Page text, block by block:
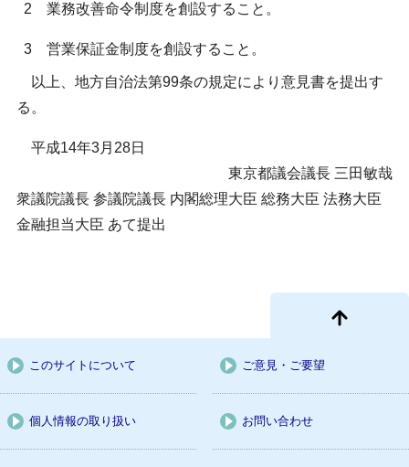
2 業務改善命令制度を創設すること。
3 営業保証金制度を創設すること。
以上、地方自治法第99条の規定により意見書を提出す
る。
平成14年3月28日
東京都議会議長 三田敏哉
衆議院議長 参議院議長 内閣総理大臣 総務大臣 法務大臣
金融担当大臣 あて提出
このサイトについて ご意見・ご要望
個人情報の取り扱い お問い合わせ